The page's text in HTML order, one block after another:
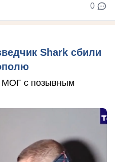
0
Shark сбили
МОГ с позывным